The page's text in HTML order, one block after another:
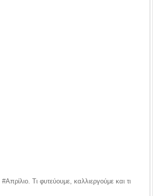
Τι φυτεύουμε, καλλιεργούμε και τι